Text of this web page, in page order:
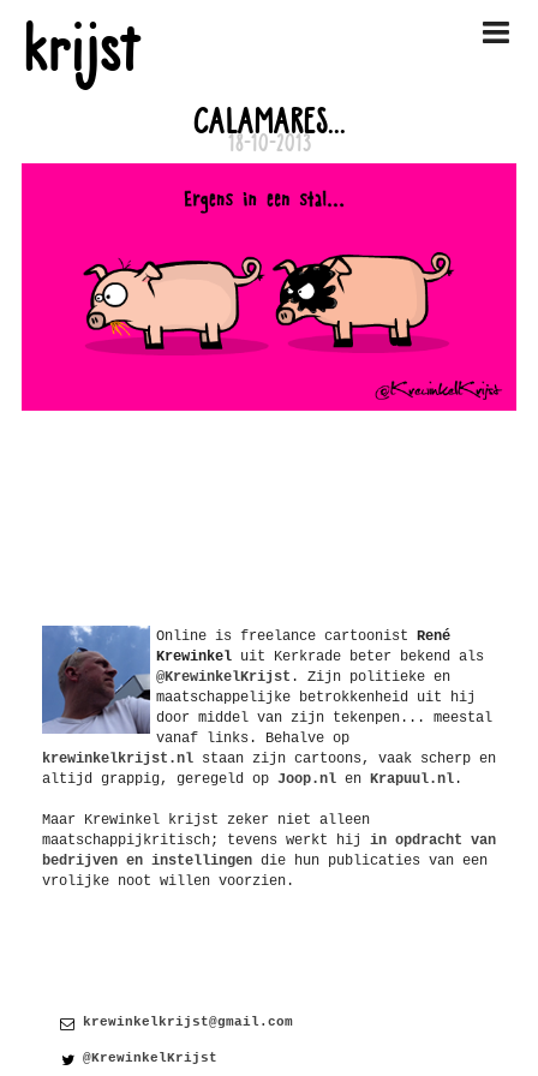
krijst
CALAMARES...
18-10-2013
Online is freelance cartoonist
René
Krewinkel uit Kerkrade beter bekend als
@KrewinkelKrijst . Zijn politieke en
maatschappelijke betrokkenheid uit hij
door middel van zijn tekenpen... meestal
vanaf links. Behalve op
krewinkelkrijst.nl staan zijn cartoons, vaak scherp en
altijd grappig, geregeld op Joop.nl en Krapuul.nl .
Maar Krewinkel krijst zeker niet alleen
maatschappijkritisch; tevens werkt hij in opdracht van
bedrijven en instellingen die hun publicaties van een
vrolijke noot willen voorzien.
krewinkelkrijst@gmail.com
@KrewinkelKrijst